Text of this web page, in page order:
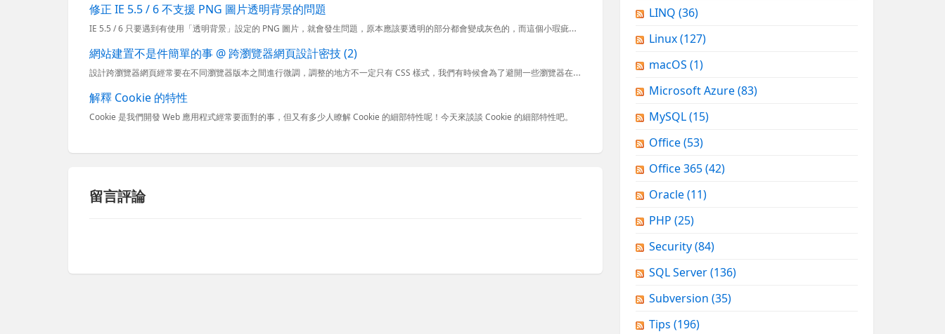
修正 IE 5.5 / 6 不支援 PNG 圖片透明背景的問題
IE 5.5 / 6 只要遇到有使用「透明背景」設定的 PNG 圖片，就會發生問題，原本應該要透明的部分都會變成灰色的，而這個小瑕疵一直到 IE 7 才做出修正，不過現在還有很多人還在使用 IE 6 ...
網站建置不是件簡單的事 @ 跨瀏覽器網頁設計密技 (2)
設計跨瀏覽器網頁經常要在不同瀏覽器版本之間進行微調，調整的地方不一定只有 CSS 樣式，我們有時候會為了避開一些瀏覽器在特定版本下的 JavaScript 臭蟲，也會需要針對不同的瀏覽器版本撰寫不同的...
解釋 Cookie 的特性
Cookie 是我們開發 Web 應用程式經常要面對的事，但又有多少人瞭解 Cookie 的細部特性呢！今天來談談 Cookie 的細部特性吧。
留言評論
LINQ (36)
Linux(127)
macOS (1)
Microsoft Azure(83)
MySQL(15)
Office(53)
Office 365(42)
Oracle(11)
PHP (25)
Security(84)
SQL Server(136)
Subversion (35)
Tips (196)